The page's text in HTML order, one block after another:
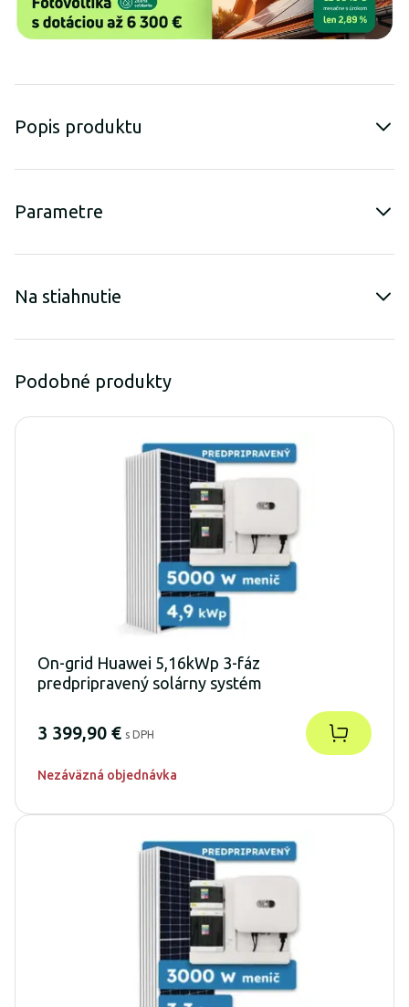
Popis produktu
Parametre
Na stiahnutie
Podobné produkty
On-grid Huawei 5,16kWp 3-fáz
predpripravený solárny systém
3 399,90 € s DPH
Nezáväzná objednávka